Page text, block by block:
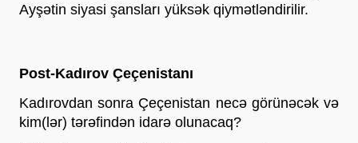
Ayşətin siyasi şansları yüksək qiymətləndirilir.
Post-Kadırov Çeçenistanı
Kadırovdan sonra Çeçenistan necə görünəcək və
kim(lər) tərəfindən idarə olunacaq?